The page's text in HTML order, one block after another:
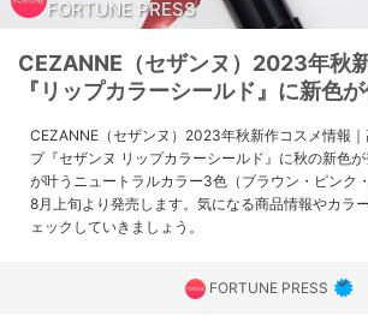
FORTUNE PRESS
CEZANNE（セザンヌ）2023年秋
『リップカラーシールド』に新色が
CEZANNE（セザンヌ）2023年秋新作コスメ情報
プ『セザンヌ リップカラーシールド』に秋の新色
が叶うニュートラルカラー3色（ブラウン・ピンク
8月上旬より発売します。気になる商品情報やカラ
ェックしていきましょう。
FORTUNE PRESS